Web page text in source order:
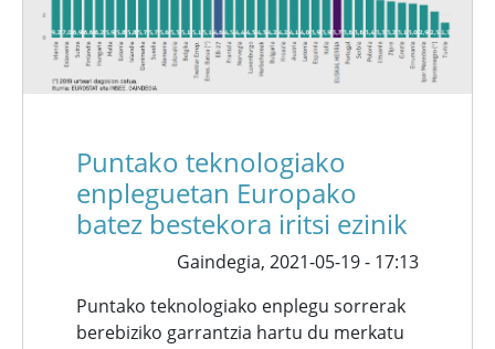
Puntako teknologiako
enpleguetan Europako
batez bestekora iritsi ezinik
Gaindegia, 2021-05-19 - 17:13
Puntako teknologiako enplegu sorrerak
berebiziko garrantzia hartu du merkatu